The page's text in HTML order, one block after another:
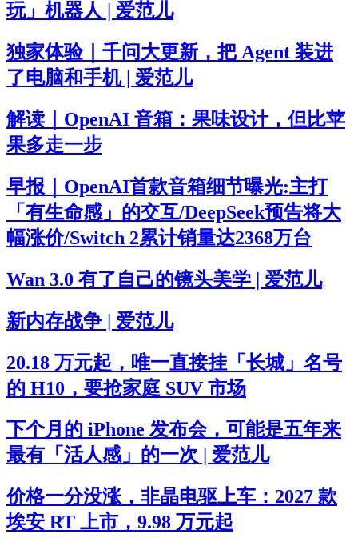
玩」机器人 | 爱范儿
独家体验｜千问大更新，把 Agent 装进
了电脑和手机 | 爱范儿
解读｜OpenAI 音箱：果味设计，但比苹
果多走一步
早报｜OpenAI首款音箱细节曝光:主打
「有生命感」的交互/DeepSeek预告将大
幅涨价/Switch 2累计销量达2368万台
Wan 3.0 有了自己的镜头美学 | 爱范儿
新内存战争 | 爱范儿
20.18 万元起，唯一直接挂「长城」名号
的 H10，要抢家庭 SUV 市场
下个月的 iPhone 发布会，可能是五年来
最有「活人感」的一次 | 爱范儿
价格一分没涨，非晶电驱上车：2027 款
埃安 RT 上市，9.98 万元起